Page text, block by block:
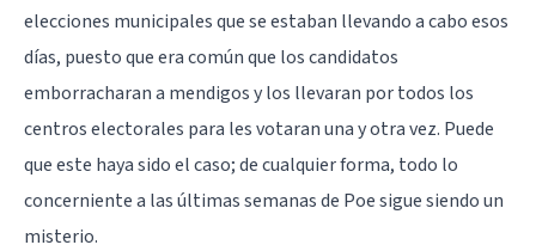
elecciones municipales que se estaban llevando a cabo esos
días, puesto que era común que los candidatos
emborracharan a mendigos y los llevaran por todos los
centros electorales para les votaran una y otra vez. Puede
que este haya sido el caso; de cualquier forma, todo lo
concerniente a las últimas semanas de Poe sigue siendo un
misterio.